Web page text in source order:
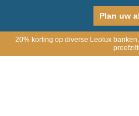
Plan uw
20% korting op diverse Leolux